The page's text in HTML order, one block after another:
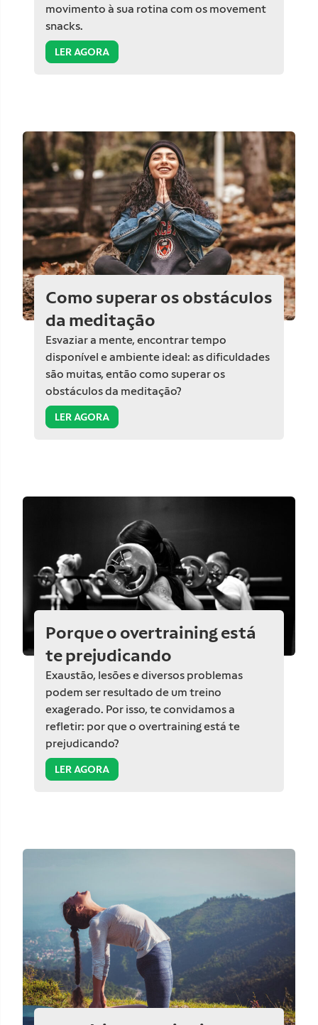
movimento à sua rotina com os movement
snacks.
LER AGORA
Como superar os obstáculos
da meditação
Esvaziar a mente, encontrar tempo
disponível e ambiente ideal: as dificuldades
são muitas, então como superar os
obstáculos da meditação?
LER AGORA
Porque o overtraining está
te prejudicando
Exaustão, lesões e diversos problemas
podem ser resultado de um treino
exagerado. Por isso, te convidamos a
refletir: por que o overtraining está te
prejudicando?
LER AGORA